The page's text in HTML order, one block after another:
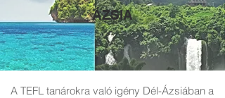
ÁZSIA
A TEFL tanárokra való igény Dél-Ázsiában a